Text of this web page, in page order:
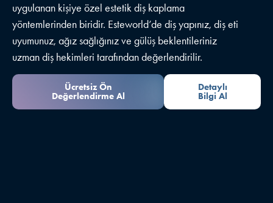
uygulanan kişiye özel estetik diş kaplama
yöntemlerinden biridir. Esteworld’de diş yapınız, diş eti
uyumunuz, ağız sağlığınız ve gülüş beklentileriniz
uzman diş hekimleri tarafından değerlendirilir.
Ücretsiz Ön
Değerlendirme Al
Detaylı
Bilgi Al